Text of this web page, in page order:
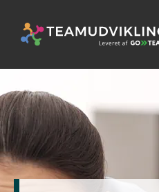
indhold